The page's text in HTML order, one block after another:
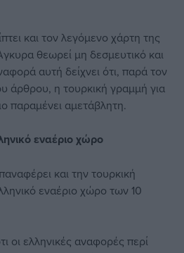
και τον λεγόμενο χάρτη της
θεωρεί μη δεσμευτικό και
αυτή δείχνει ότι, παρά τον
άρθρου, η τουρκική γραμμή για
παραμένει αμετάβλητη.
εναέριο χώρο
και την τουρκική
εναέριο χώρο των 10
οι ελληνικές αναφορές περί